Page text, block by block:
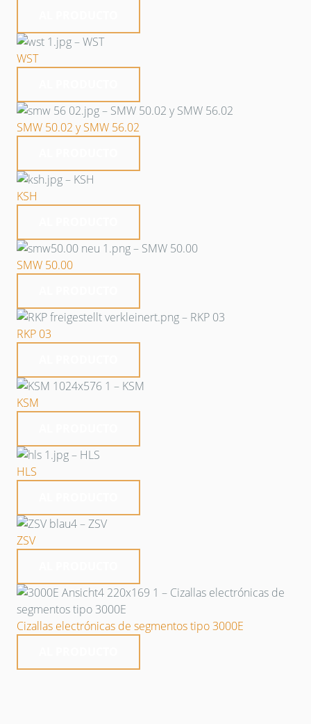
WST
SMW 50.02 y SMW 56.02
KSH
SMW 50.00
RKP 03
KSM
HLS
ZSV
Cizallas electrónicas de segmentos tipo 3000E